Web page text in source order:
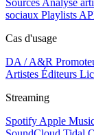
sociaux Playlists
Cas d'usage
DA / A&R
Artistes Éditeurs
Streaming
Spotify Apple